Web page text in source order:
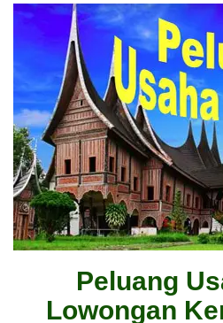
Peluang
Lowongan